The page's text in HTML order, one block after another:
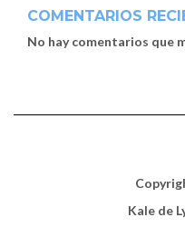
COMENTARIOS
No hay comentarios que
Kalede